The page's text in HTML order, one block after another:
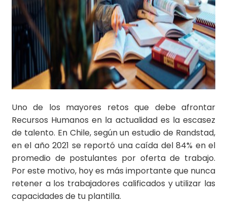
Uno de los mayores retos que debe afrontar
Recursos Humanos en la actualidad es la escasez
de talento. En Chile, según un estudio de Randstad,
en el año 2021 se reportó una caída del 84% en el
promedio de postulantes por oferta de trabajo.
Por este motivo, hoy es más importante que nunca
retener a los trabajadores calificados y utilizar las
capacidades de tu plantilla.